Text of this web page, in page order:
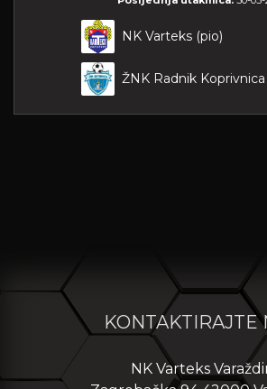
NK Varteks (pio)
ŽNK Radnik Koprivnica
KONTAKTIRAJTE
NK Varteks